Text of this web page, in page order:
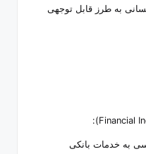
به طرز قابل توجهی
به خدمات بانکی